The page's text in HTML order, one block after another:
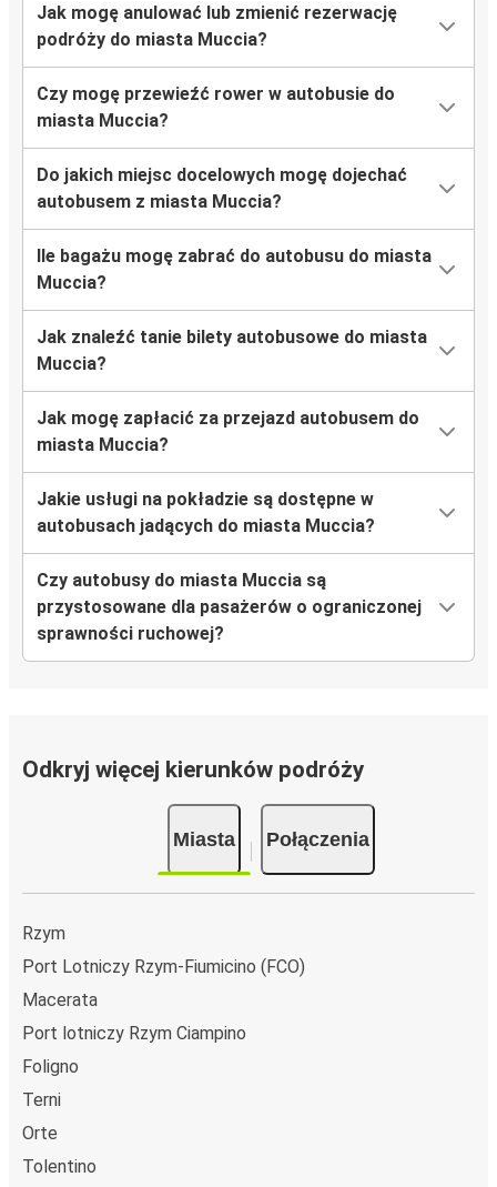
Jak mogę anulować lub zmienić rezerwację
podróży do miasta Muccia?
Czy mogę przewieźć rower w autobusie do
miasta Muccia?
Do jakich miejsc docelowych mogę dojechać
autobusem z miasta Muccia?
Ile bagażu mogę zabrać do autobusu do miasta
Muccia?
Jak znaleźć tanie bilety autobusowe do miasta
Muccia?
Jak mogę zapłacić za przejazd autobusem do
miasta Muccia?
Jakie usługi na pokładzie są dostępne w
autobusach jadących do miasta Muccia?
Czy autobusy do miasta Muccia są
przystosowane dla pasażerów o ograniczonej
sprawności ruchowej?
Odkryj więcej kierunków podróży
Miasta Połączenia
Rzym
Port Lotniczy Rzym-Fiumicino (FCO)
Macerata
Port lotniczy Rzym Ciampino
Foligno
Terni
Orte
Tolentino